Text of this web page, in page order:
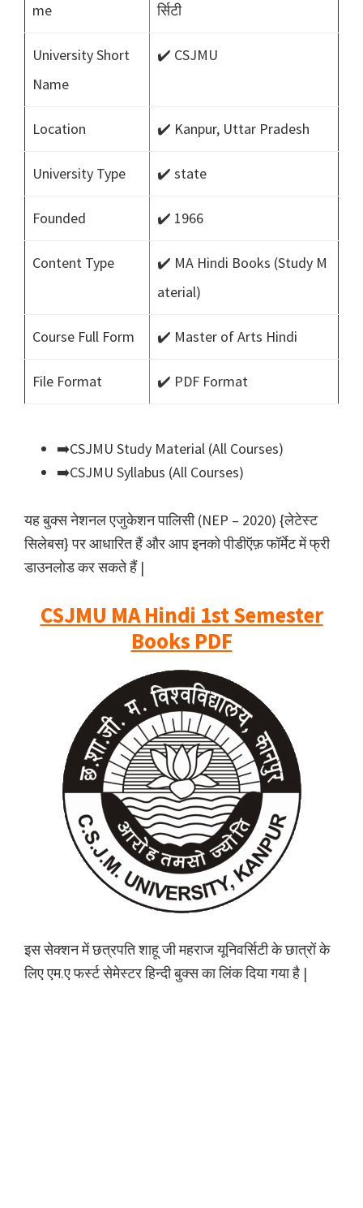
me
र्सिटी
University Short
Name
✔️ CSJMU
Location ✔️ Kanpur, Uttar Pradesh
University Type ✔️ state
Founded ✔️ 1966
Content Type
✔️ MA Hindi Books (Study M
aterial)
Course Full Form ✔️ Master of Arts Hindi
File Format ✔️ PDF Format
➡️CSJMU Study Material (All Courses)
➡️CSJMU Syllabus (All Courses)
यह बुक्स नेशनल एजुकेशन पालिसी (NEP – 2020) {लेटेस्ट
सिलेबस} पर आधारित हैं और आप इनको पीडीऍफ़ फॉर्मेट में फ्री
डाउनलोड कर सकते हैं |
CSJMU MA Hindi 1st Semester
Books PDF
इस सेक्शन में छत्रपति शाहू जी महराज यूनिवर्सिटी के छात्रों के
लिए एम.ए फर्स्ट सेमेस्टर हिन्दी बुक्स का लिंक दिया गया है |